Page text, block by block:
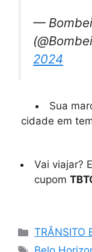
—
2024
Sua
cidade em
Vai viajar?
cupom
Categorias
TRÂNSITO
Tags